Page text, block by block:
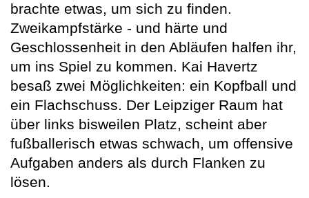
brachte etwas, um sich zu finden.
Zweikampfstärke - und härte und
Geschlossenheit in den Abläufen halfen ihr,
um ins Spiel zu kommen. Kai Havertz
besaß zwei Möglichkeiten: ein Kopfball und
ein Flachschuss. Der Leipziger Raum hat
über links bisweilen Platz, scheint aber
fußballerisch etwas schwach, um offensive
Aufgaben anders als durch Flanken zu
lösen.